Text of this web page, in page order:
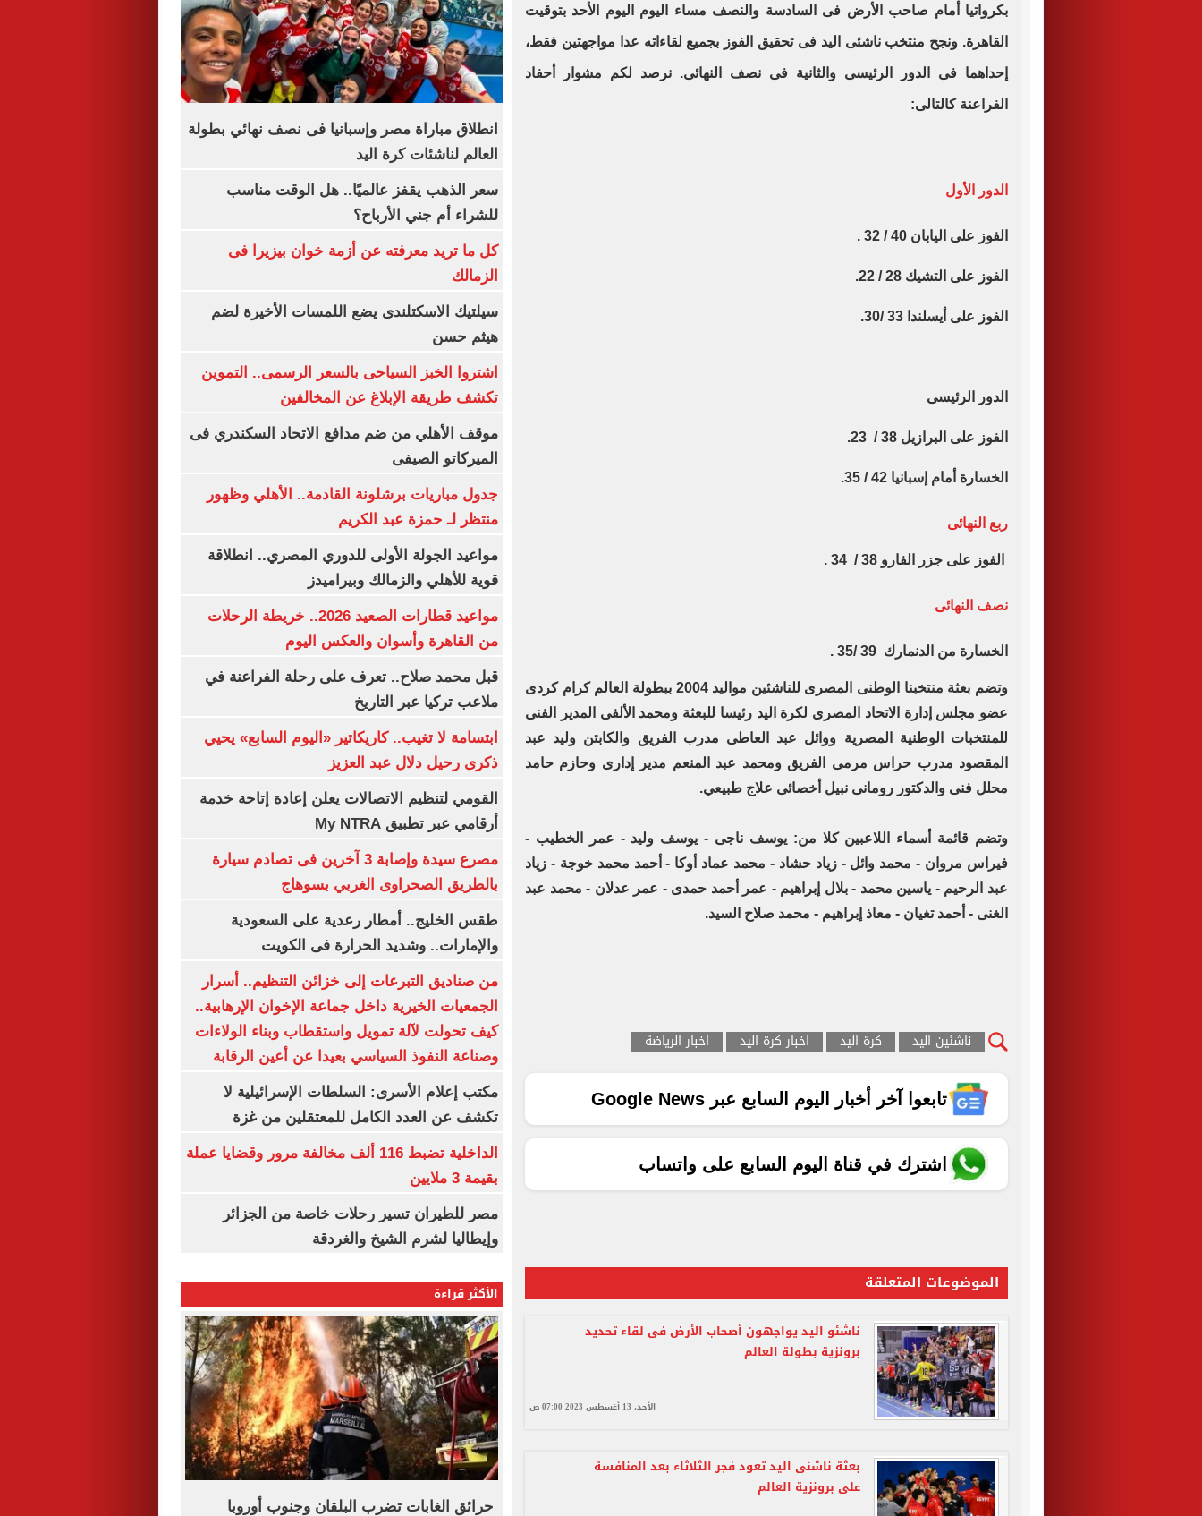
بكرواتيا أمام صاحب الأرض فى السادسة والنصف مساء اليوم اليوم الأحد بتوقيت
القاهرة. ونجح منتخب ناشئى اليد فى تحقيق الفوز بجميع لقاءاته عدا مواجهتين فقط،
إحداهما فى الدور الرئيسى والثانية فى نصف النهائى. نرصد لكم مشوار أحفاد
الفراعنة كالتالى:
الدور الأول
الفوز على اليابان 40 / 32 .
الفوز على التشيك 28 / 22.
الفوز على أيسلندا 33 /30.
الدور الرئيسى
الفوز على البرازيل 38 / 23.
الخسارة أمام إسبانيا 42 / 35.
ربع النهائى
الفوز على جزر الفارو 38 / 34 .
نصف النهائى
الخسارة من الدنمارك 39 /35 .
وتضم بعثة منتخبنا الوطنى المصرى للناشئين مواليد 2004 ببطولة العالم كرام كردى
عضو مجلس إدارة الاتحاد المصرى لكرة اليد رئيسا للبعثة ومحمد الألفى المدير الفنى
للمنتخبات الوطنية المصرية ووائل عبد العاطى مدرب الفريق والكابتن وليد عبد
المقصود مدرب حراس مرمى الفريق ومحمد عبد المنعم مدير إدارى وحازم حامد
محلل فنى والدكتور رومانى نبيل أخصائى علاج طبيعي.
وتضم قائمة أسماء اللاعبين كلا من: يوسف ناجى - يوسف وليد - عمر الخطيب -
فيراس مروان - محمد وائل - زياد حشاد - محمد عماد أوكا - أحمد محمد خوجة - زياد
عبد الرحيم - ياسين محمد - بلال إبراهيم - عمر أحمد حمدى - عمر عدلان - محمد عبد
الغنى - أحمد تغيان - معاذ إبراهيم - محمد صلاح السيد.
ناشئين اليد كرة اليد اخبار كرة اليد اخبار الرياضة
تابعوا آخر أخبار اليوم السابع عبر Google News
اشترك في قناة اليوم السابع على واتساب
الموضوعات المتعلقة
ناشئو اليد يواجهون أصحاب الأرض فى لقاء تحديد
برونزية بطولة العالم
الأحد، 13 أغسطس 2023 07:00 ص
بعثة ناشئى اليد تعود فجر الثلاثاء بعد المنافسة
على برونزية العالم
انطلاق مباراة مصر وإسبانيا فى نصف نهائي بطولة
العالم لناشئات كرة اليد
سعر الذهب يقفز عالميًا.. هل الوقت مناسب
للشراء أم جني الأرباح؟
كل ما تريد معرفته عن أزمة خوان بيزيرا فى
الزمالك
سيلتيك الاسكتلندى يضع اللمسات الأخيرة لضم
هيثم حسن
اشتروا الخبز السياحى بالسعر الرسمى.. التموين
تكشف طريقة الإبلاغ عن المخالفين
موقف الأهلي من ضم مدافع الاتحاد السكندري فى
الميركاتو الصيفى
جدول مباريات برشلونة القادمة.. الأهلي وظهور
منتظر لـ حمزة عبد الكريم
مواعيد الجولة الأولى للدوري المصري.. انطلاقة
قوية للأهلي والزمالك وبيراميدز
مواعيد قطارات الصعيد 2026.. خريطة الرحلات
من القاهرة وأسوان والعكس اليوم
قبل محمد صلاح.. تعرف على رحلة الفراعنة في
ملاعب تركيا عبر التاريخ
ابتسامة لا تغيب.. كاريكاتير «اليوم السابع» يحيي
ذكرى رحيل دلال عبد العزيز
القومي لتنظيم الاتصالات يعلن إعادة إتاحة خدمة
أرقامي عبر تطبيق My NTRA
مصرع سيدة وإصابة 3 آخرين فى تصادم سيارة
بالطريق الصحراوى الغربي بسوهاج
طقس الخليج.. أمطار رعدية على السعودية
والإمارات.. وشديد الحرارة فى الكويت
من صناديق التبرعات إلى خزائن التنظيم.. أسرار
الجمعيات الخيرية داخل جماعة الإخوان الإرهابية..
كيف تحولت لآلة تمويل واستقطاب وبناء الولاءات
وصناعة النفوذ السياسي بعيدا عن أعين الرقابة
مكتب إعلام الأسرى: السلطات الإسرائيلية لا
تكشف عن العدد الكامل للمعتقلين من غزة
الداخلية تضبط 116 ألف مخالفة مرور وقضايا عملة
بقيمة 3 ملايين
مصر للطيران تسير رحلات خاصة من الجزائر
وإيطاليا لشرم الشيخ والغردقة
الأكثر قراءة
حرائق الغابات تضرب البلقان وجنوب أوروبا